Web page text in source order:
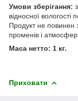
Умови зберігання:
відносної вологості
Продукт не повинен
променів і
Маса нетто: 1 кг.
Приховати